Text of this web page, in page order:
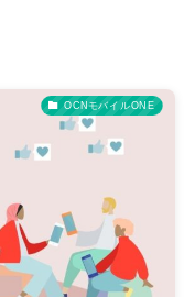
OCNモバイルONE